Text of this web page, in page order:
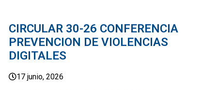
CIRCULAR 30-26 CONFERENCIA
PREVENCION DE VIOLENCIAS
DIGITALES
17 junio, 2026